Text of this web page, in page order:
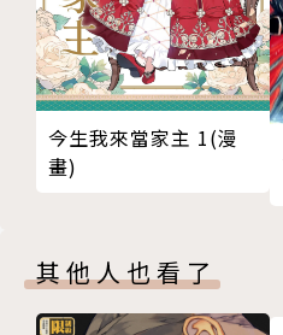
今生我來當家主 1(漫
畫)
其他人也看了